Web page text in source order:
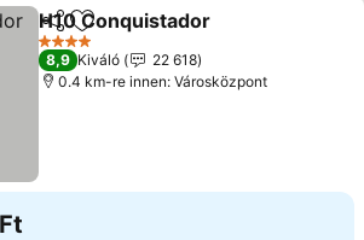
Megosztás
Hozzáadás a kedvencekhez
H10 Conquistador
4 Kategória
8,9 Kiváló
22 618
0.4 km-re innen: Városközpont